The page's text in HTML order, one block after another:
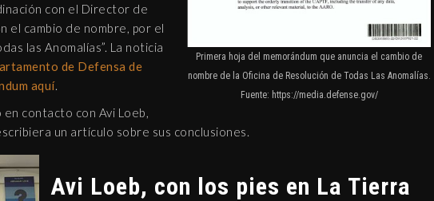
Primera hoja del memorándum que anuncia el cambio de
nombre de la Oficina de Resolución de Todas Las Anomalías.
Fuente: https://media.defense.gov/
con el Director de
el cambio de nombre, por el
las Anomalías”. La noticia
de Defensa de
aquí.
contacto con Avi Loeb,
un artículo sobre sus conclusiones.
Avi Loeb, con los pies en La Tierra
CRÓNICA NEGRA DTK
12 febrero, 2019
EL AMULETO DE
TETRAGRAMATON